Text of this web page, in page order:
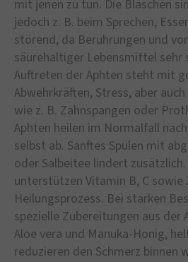
mit jenen zu tun. Die Bläschen
jedoch z. B. beim Sprechen,
störend, da Berührungen und
säurehaltiger Lebensmittel sehr
Auftreten der Aphten steht mit
Abwehrkräften, Stress, aber
wie z. B. Zahnspangen oder
Aphten heilen im Normalfall
selbst ab. Sanftes Spülen mit
oder Salbeitee lindert
unterstützen Vitamin B, C sowie
Heilungsprozess. Bei starken
spezielle Zubereitungen aus der
Aloe vera und Manuka-Honig,
reduzieren den Schmerz binnen